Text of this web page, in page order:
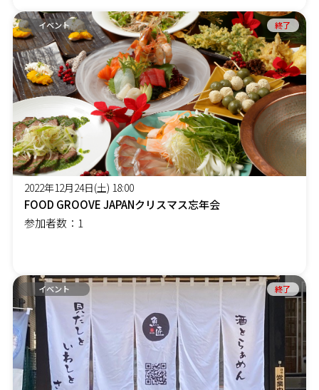
イベント 終了
2022年12月24日(土) 18:00
FOOD GROOVE JAPANクリスマス忘年会
参加者数：1
イベント 終了